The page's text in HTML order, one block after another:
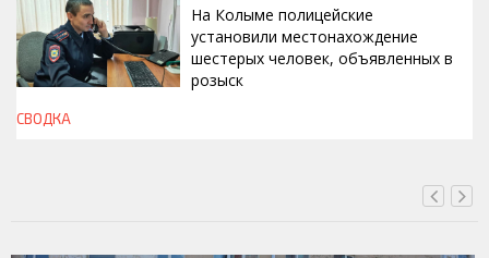
ВЧЕРА, 13:00
На Колыме полицейские
установили местонахождение
шестерых человек, объявленных в
розыск
СВОДКА